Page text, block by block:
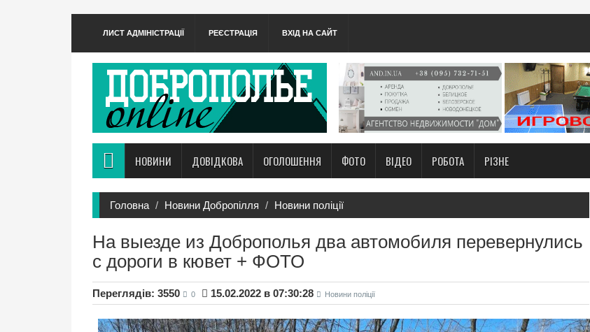
ЛИСТ АДМІНІСТРАЦІЇ РЕЄСТРАЦІЯ ВХІД НА САЙТ
НОВИНИ ДОВІДКОВА ОГОЛОШЕННЯ ФОТО ВІДЕО РОБОТА РІЗНЕ
Головна Новини Добропілля Новини поліції
На выезде из Доброполья два автомобиля перевернулись
с дороги в кювет + ФОТО
Переглядів: 3550 0 15.02.2022 в 07:30:28 Новини поліції